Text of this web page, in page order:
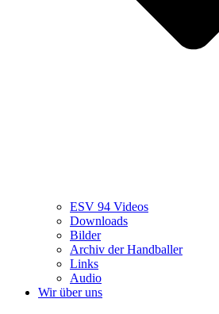
ESV 94 Videos
Downloads
Bilder
Archiv der Handballer
Links
Audio
Wir über uns